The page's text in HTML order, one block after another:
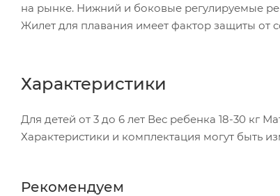
на рынке. Нижний и боковые регулируемые
Жилет для плавания имеет фактор защиты от
Характеристики
Для детей от 3 до 6 лет Вес ребенка 18-30 кг
Характеристики и комплектация могут быть
Рекомендуем